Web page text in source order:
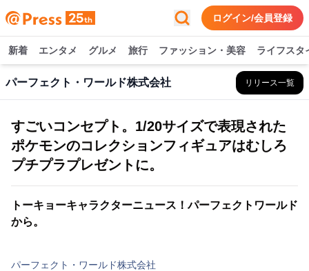
ログイン/会員登録
新着 エンタメ グルメ 旅行 ファッション・美容 ライフスタ
パーフェクト・ワールド株式会社 リリース一覧
すごいコンセプト。1/20サイズで表現された
ポケモンのコレクションフィギュアはむしろ
プチプラプレゼントに。
トーキョーキャラクターニュース！パーフェクトワールド
から。
パーフェクト・ワールド株式会社